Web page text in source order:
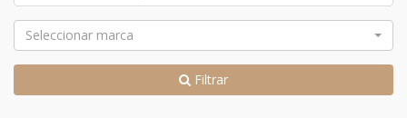
Seleccionar marca
Filtrar